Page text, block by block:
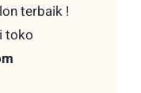
terbaik !
toko